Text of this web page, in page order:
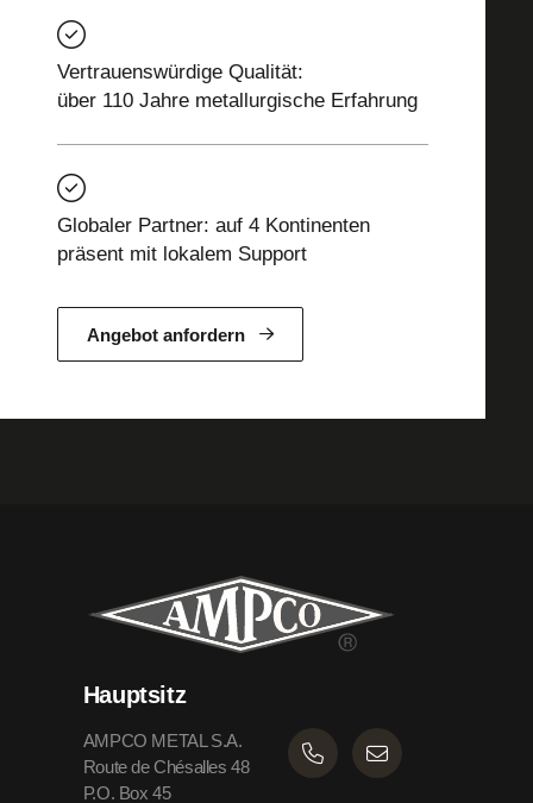
Vertrauenswürdige Qualität:
über 110 Jahre metallurgische Erfahrung
Globaler Partner: auf 4 Kontinenten
präsent mit lokalem Support
Angebot anfordern
Hauptsitz
AMPCO METAL S.A.
Route de Chésalles 48
P.O. Box 45